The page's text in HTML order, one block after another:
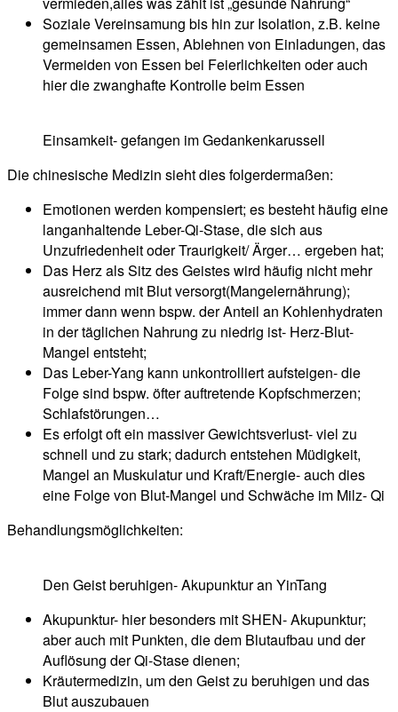
Soziale Vereinsamung bis hin zur Isolation, z.B. keine
gemeinsamen Essen, Ablehnen von Einladungen, das
Vermeiden von Essen bei Feierlichkeiten oder auch
hier die zwanghafte Kontrolle beim Essen
Einsamkeit- gefangen im Gedankenkarussell
Die chinesische Medizin sieht dies folgerdermaßen:
Emotionen werden kompensiert; es besteht häufig eine
langanhaltende Leber-Qi-Stase, die sich aus
Unzufriedenheit oder Traurigkeit/ Ärger… ergeben hat;
Das Herz als Sitz des Geistes wird häufig nicht mehr
ausreichend mit Blut versorgt(Mangelernährung);
immer dann wenn bspw. der Anteil an Kohlenhydraten
in der täglichen Nahrung zu niedrig ist- Herz-Blut-
Mangel entsteht;
Das Leber-Yang kann unkontrolliert aufsteigen- die
Folge sind bspw. öfter auftretende Kopfschmerzen;
Schlafstörungen…
Es erfolgt oft ein massiver Gewichtsverlust- viel zu
schnell und zu stark; dadurch entstehen Müdigkeit,
Mangel an Muskulatur und Kraft/Energie- auch dies
eine Folge von Blut-Mangel und Schwäche im Milz- Qi
Behandlungsmöglichkeiten:
Den Geist beruhigen- Akupunktur an YinTang
Akupunktur- hier besonders mit SHEN- Akupunktur;
aber auch mit Punkten, die dem Blutaufbau und der
Auflösung der Qi-Stase dienen;
Kräutermedizin, um den Geist zu beruhigen und das
Blut auszubauen